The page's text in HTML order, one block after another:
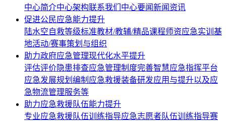
中心简介中心架构联系我们 中心要闻新闻资讯
促进公民应急能力提升
陆水空自救等级标准教材/教辅/精品课程师资应急实训基
地活动/赛事策划与组织
助力政府应急管理现代化水平提升
评估评价隐患排查应急管理制度完善智慧应急指挥平台
应急发展规划编制 应急救援装备研发应用与提升以及应
急物流管理服务等
助力应急救援队伍能力提升
专业应急救援队伍训练指导应急志愿者队伍训练指导赛